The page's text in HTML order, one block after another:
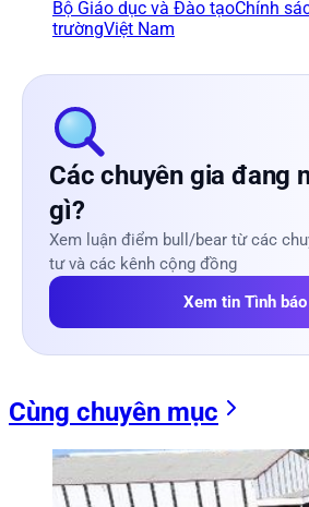
Bộ Giáo dục và Đào tạoChính
trườngViệt Nam
Các chuyên gia đang
gì?
Xem luận điểm bull/bear từ các
tư và các kênh cộng đồng
Xem tin Tình báo
Cùng chuyên mục